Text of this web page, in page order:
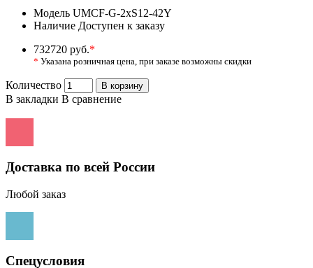
Модель UMCF-G-2xS12-42Y
Наличие Доступен к заказу
732720 руб.*
* Указана розничная цена, при заказе возможны скидки
Количество В корзину
В закладки В сравнение
Доставка по всей России
Любой заказ
Спецусловия